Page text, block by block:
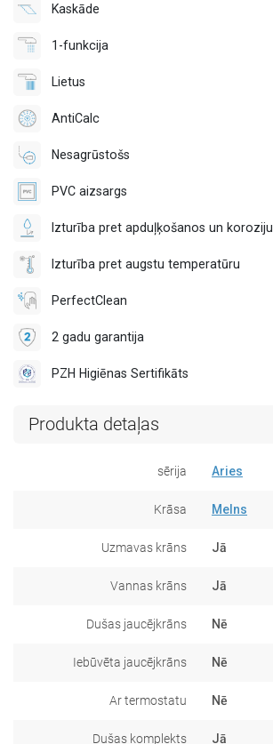
Kaskāde
1-funkcija
Lietus
AntiCalc
Nesagrūstošs
PVC aizsargs
Izturība pret apduļķošanos un koroziju
Izturība pret augstu temperatūru
PerfectClean
2 gadu garantija
PZH Higiēnas Sertifikāts
Produkta detaļas
sērija Aries
Krāsa Melns
Uzmavas krāns Jā
Vannas krāns Jā
Dušas jaucējkrāns Nē
Iebūvēta jaucējkrāns Nē
Ar termostatu Nē
Dušas komplekts Jā